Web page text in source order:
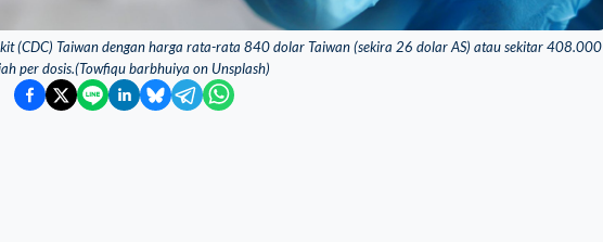
(CDC) Taiwan dengan harga rata-rata 840 dolar Taiwan (sekira 26 dolar AS) atau sekitar 408.000
per dosis.(Towfiqu barbhuiya on Unsplash)